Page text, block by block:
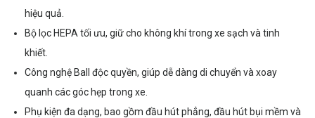
hiệu quả.
Bộ lọc HEPA tối ưu, giữ cho không khí trong xe sạch và tinh
khiết.
Công nghệ Ball độc quyền, giúp dễ dàng di chuyển và xoay
quanh các góc hẹp trong xe.
Phụ kiện đa dạng, bao gồm đầu hút phẳng, đầu hút bụi mềm và